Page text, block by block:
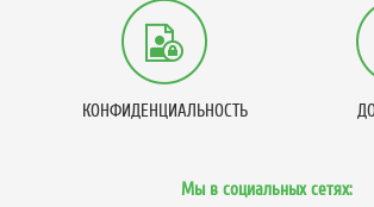
КОНФИДЕНЦИАЛЬНОСТЬ
Мы в социальных сетях: